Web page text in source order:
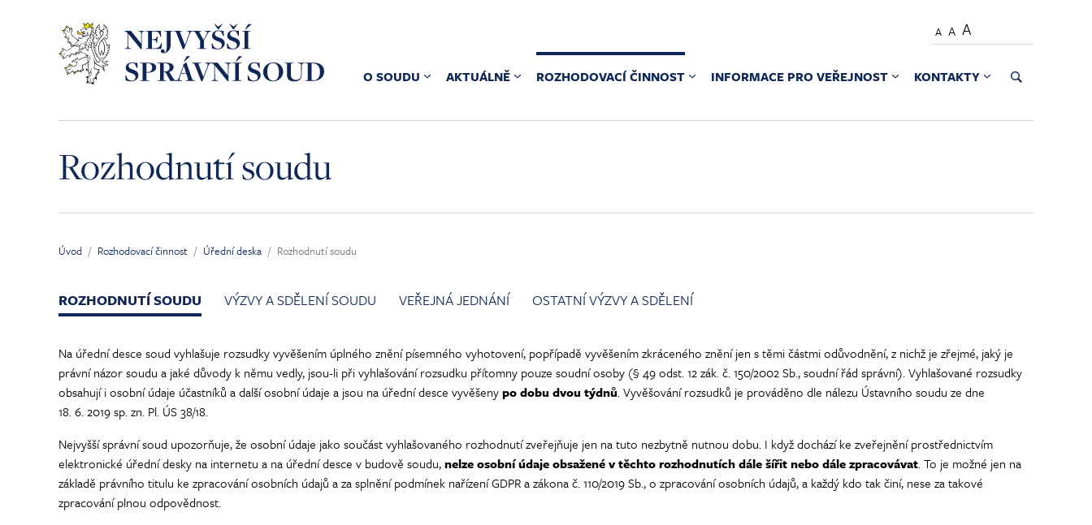
Přeskočit na hlavní obsah
O SOUDU AKTUÁLNĚ ROZHODOVACÍ ČINNOST INFORMACE PRO VEŘEJNOST KONTAKTY
A A A
Rozhodnutí soudu
Jsi tady:
Úvod Rozhodovací činnost Úřední deska Rozhodnutí soudu
ROZHODNUTÍ SOUDU VÝZVY A SDĚLENÍ SOUDU VEŘEJNÁ JEDNÁNÍ OSTATNÍ VÝZVY A SDĚLENÍ
Na úřední desce soud vyhlašuje rozsudky vyvěšením úplného znění písemného vyhotovení, popřípadě vyvěšením zkráceného znění jen s těmi částmi odůvodnění, z nichž je zřejmé, jaký je
právní názor soudu a jaké důvody k němu vedly, jsou-li při vyhlašování rozsudku přítomny pouze soudní osoby (§ 49 odst. 12 zák. č. 150/2002 Sb., soudní řád správní). Vyhlašované rozsudky
obsahují i osobní údaje účastníků a další osobní údaje a jsou na úřední desce vyvěšenypo dobu dvou týdnů. Vyvěšování rozsudků je prováděno dle nálezu Ústavního soudu ze dne
18. 6. 2019 sp. zn. Pl. ÚS 38/18.
Nejvyšší správní soud upozorňuje, že osobní údaje jako součást vyhlašovaného rozhodnutí zveřejňuje jen na tuto nezbytně nutnou dobu. I když dochází ke zveřejnění prostřednictvím
elektronické úřední desky na internetu a na úřední desce v budově soudu,nelze osobní údaje obsažené v těchto rozhodnutích dále šířit nebo dále zpracovávat. To je možné jen na
základě právního titulu ke zpracování osobních údajů a za splnění podmínek nařízení GDPR a zákona č. 110/2019 Sb., o zpracování osobních údajů, a každý kdo tak činí, nese za takové
zpracování plnou odpovědnost.